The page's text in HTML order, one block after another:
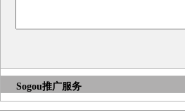
Sogou推广服务